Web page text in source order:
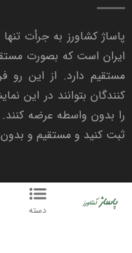
دسته
پاساژ کشاورز به جرأت
ایران است که بصورت
مستقیم دارد. از این رو
کنندگان بتوانند در این
را بدون واسطه عرضه
ثبت کنید و مستقیم و بدون
1402 - 1404 ©